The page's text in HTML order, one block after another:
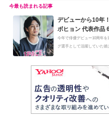
デビューから10年
ボヒョン 代表作品
今年で俳優デビュー10周年
グ選手として活躍していた彼